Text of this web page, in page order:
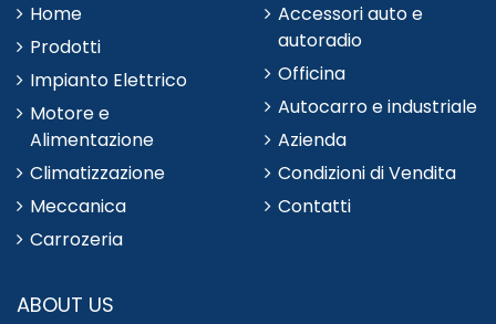
Home
Prodotti
Impianto Elettrico
Motore e
Alimentazione
Climatizzazione
Meccanica
Carrozeria
Accessori auto e
autoradio
Officina
Autocarro e industriale
Azienda
Condizioni di Vendita
Contatti
ABOUT US